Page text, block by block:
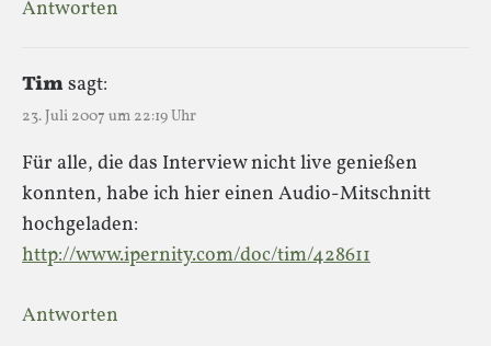
Antworten
Timsagt:
23. Juli 2007 um 22:19 Uhr
Für alle, die das Interview nicht live genießen
konnten, habe ich hier einen Audio-Mitschnitt
hochgeladen:
http://www.ipernity.com/doc/tim/428611
Antworten